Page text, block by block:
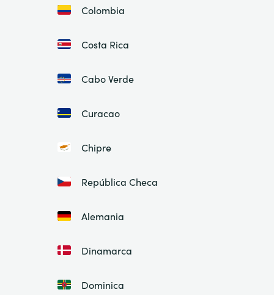
Colombia
Costa Rica
Cabo Verde
Curacao
Chipre
República Checa
Alemania
Dinamarca
Dominica